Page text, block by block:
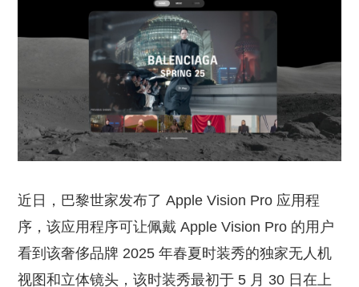
近日，巴黎世家发布了 Apple Vision Pro 应用程
序，该应用程序可让佩戴 Apple Vision Pro 的用户
看到该奢侈品牌 2025 年春夏时装秀的独家无人机
视图和立体镜头，该时装秀最初于 5 月 30 日在上